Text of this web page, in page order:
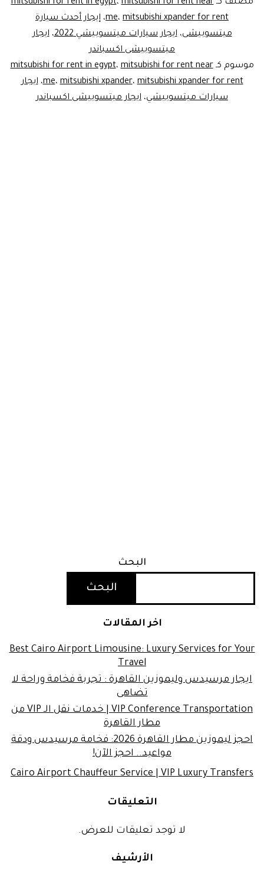
كليا
مصنف كـ mitsubishi for rent in egypt،mitsubishi for rent near
me، mitsubishi xpander for rent ، إيجار أحدث سيارة
ميتسوبيشى،ايجار سيارات ميتسوبيشي 2022 ،ايجار
ميتسوبيشى اكسباندر
موسوم كـ
mitsubishi for rent in egypt،mitsubishi for rent near
me،mitsubishi xpander،mitsubishi xpander for rent ،ايجار
سيارات ميتسوبيشي، ايجار ميتسوبيشى اكسباندر
البحث
البحث
اخر المقالات
Best Cairo Airport Limousine: Luxury Services for Your
Travel
ايجار مرسيدس وليموزين القاهرة : تجربة فخامة وراحة لا
تضاهى
VIP Conference Transportation | خدمات نقل الـ VIP من
مطار القاهرة
احجز ليموزين مطار القاهرة 2026: فخامة مرسيدس ودقة
مواعيد.. احجز الآن!
Cairo Airport Chauffeur Service | VIP Luxury Transfers
التعليقات
لا توجد تعليقات للعرض.
الأرشيف